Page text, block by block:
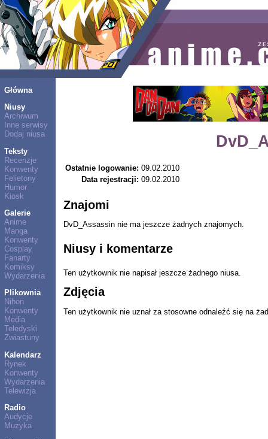
Główna
Niusy
Archiwum
Inne serwisy
Dodaj niusa
Teksty
Recenzje
Konwenty
Felietony
Humor
Kiosk
Galerie
Anime
Manga
Konwenty
Cosplay
Fanarty
Komiksy
Wydarzenia
Plikownia
Nihon
Konwenty
Media
Teledyski
Zwiastuny
Kalendarz
Rynek
Konwenty
Wydarzenia
Telewizja
Radio
Audycje
Muzyka
Ostatnie logowanie: 09.02.2010
Data rejestracji: 09.02.2010
Znajomi
DvD_Assassin nie ma jeszcze żadnych znajomych.
Niusy i komentarze
Ten użytkownik nie napisał jeszcze żadnego niusa.
Zdjęcia
Ten użytkownik nie uznał za stosowne odnaleźć się na